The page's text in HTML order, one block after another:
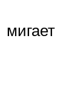
мигает